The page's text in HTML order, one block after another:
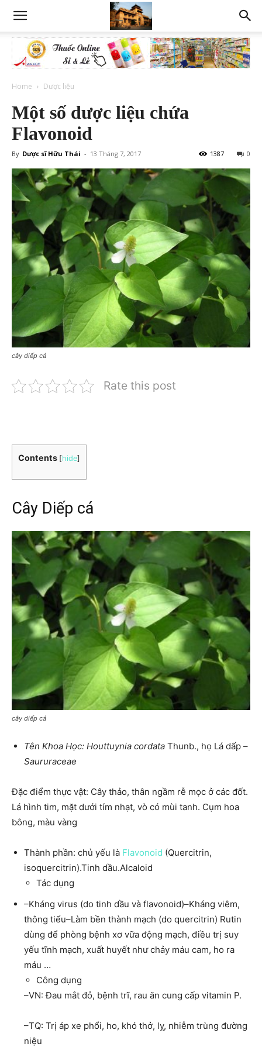
Home Dược liệu
Một số dược liệu chứa
Flavonoid
By Dược sĩ Hữu Thái - 13 Tháng 7, 2017 0
1387
cây diếp cá
Rate this post
Contents [hide]
Cây Diếp cá
cây diếp cá
Tên Khoa Học: Houttuynia cordata Thunb., họ Lá dấp –
Saururaceae
Đặc điểm thực vật: Cây thảo, thân ngầm rễ mọc ở các đốt.
Lá hình tim, mặt dưới tím nhạt, vò có mùi tanh. Cụm hoa
bông, màu vàng
Thành phần: chủ yếu là Flavonoid (Quercitrin,
isoquercitrin).Tinh dầu.Alcaloid
Tác dụng
–Kháng virus (do tinh dầu và flavonoid)–Kháng viêm,
thông tiểu–Làm bền thành mạch (do quercitrin) Rutin
dùng để phòng bệnh xơ vữa động mạch, điều trị suy
yếu tĩnh mạch, xuất huyết như chảy máu cam, ho ra
máu …
Công dụng
–VN: Đau mắt đỏ, bệnh trĩ, rau ăn cung cấp vitamin P.
–TQ: Trị áp xe phổi, ho, khó thở, lỵ, nhiễm trùng đường
niệu